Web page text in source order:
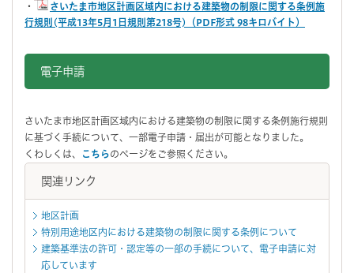
・
さいたま市地区計画区域内における建築物の制限に関する条例施
行規則(平成13年5月1日規則第218号)（PDF形式 98キロバイト）
電子申請
さいたま市地区計画区域内における建築物の制限に関する条例施行規則
に基づく手続について、一部電子申請・届出が可能となりました。
くわしくは、
こちらのページをご参照ください。
関連リンク
地区計画
特別用途地区内における建築物の制限に関する条例について
建築基準法の許可・認定等の一部の手続について、電子申請に対
応しています